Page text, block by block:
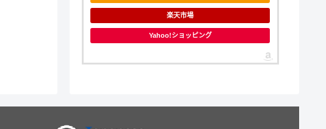
楽天市場
Yahoo!ショッピング